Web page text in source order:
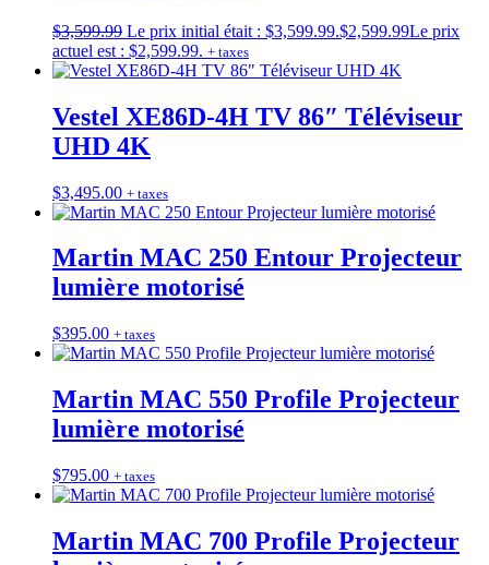
$3,599.99 Le prix initial était : $3,599.99.$2,599.99Le prix
actuel est : $2,599.99. + taxes
Vestel XE86D-4H TV 86″ Téléviseur
UHD 4K
$3,495.00 + taxes
Martin MAC 250 Entour Projecteur
lumière motorisé
$395.00 + taxes
Martin MAC 550 Profile Projecteur
lumière motorisé
$795.00 + taxes
Martin MAC 700 Profile Projecteur